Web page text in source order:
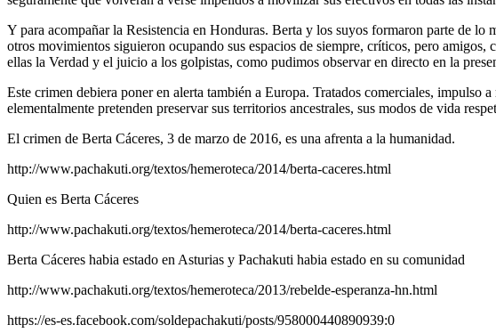
Y para acompañar la Resistencia en Honduras. Berta y los suyos formaron parte de
otros movimientos siguieron ocupando sus espacios de siempre, críticos, pero
ellas la Verdad y el juicio a los golpistas, como pudimos observar en directo en la
Este crimen debiera poner en alerta también a Europa. Tratados comerciales, impulso
elementalmente pretenden preservar sus territorios ancestrales, sus modos de vida
El crimen de Berta Cáceres, 3 de marzo de 2016, es una afrenta a la humanidad.
http://www.pachakuti.org/textos/hemeroteca/2014/berta-caceres.html
Quien es Berta Cáceres
http://www.pachakuti.org/textos/hemeroteca/2014/berta-caceres.html
Berta Cáceres habia estado en Asturias y Pachakuti habia estado en su comunidad
http://www.pachakuti.org/textos/hemeroteca/2013/rebelde-esperanza-hn.html
https://es-es.facebook.com/soldepachakuti/posts/958000440890939:0